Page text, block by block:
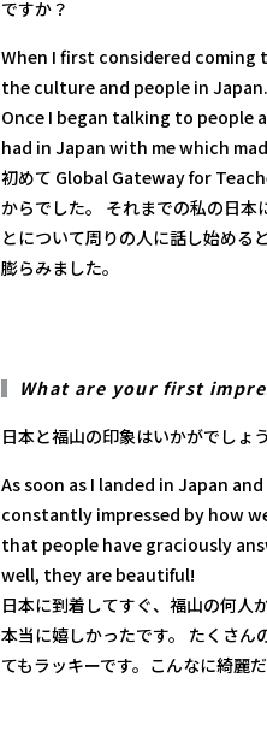
ですか？
When I first considered coming
the culture and people in
Once I began talking to people
had in Japan with me which
初めて Global Gateway for
からでした。 それまでの私の日
とについて周りの人に話し始める
膨らみました。
What are your first
日本と福山の印象はいかがでしょ
As soon as I landed in Japan
constantly impressed by how
that people have graciously
well, they are beautiful!
日本に到着してすぐ、福山の何人
本当に嬉しかったです。 たくさん
てもラッキーです。こんなに綺麗だ